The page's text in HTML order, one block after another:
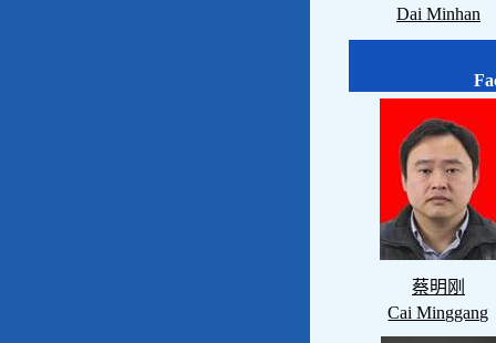
Dai Minhan
蔡明刚
Cai Minggang